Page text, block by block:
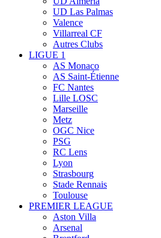
UD Las Palmas
Valence
Villarreal CF
Autres Clubs
LIGUE 1
AS Monaco
AS Saint-Étienne
FC Nantes
Lille LOSC
Marseille
Metz
OGC Nice
PSG
RC Lens
Lyon
Strasbourg
Stade Rennais
Toulouse
PREMIER LEAGUE
Aston Villa
Arsenal